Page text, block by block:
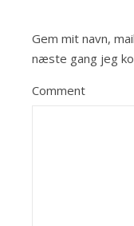
Gem mit navn,
næste gang jeg
Comment